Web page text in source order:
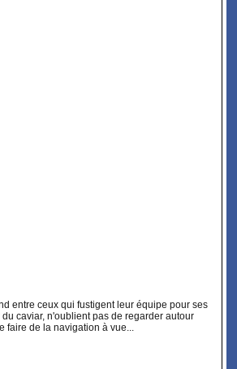
entre ceux qui fustigent leur équipe pour ses
caviar, n'oublient pas de regarder autour
faire de la navigation à vue...